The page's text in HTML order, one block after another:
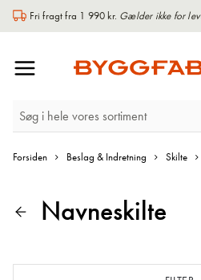
Fri fragt fra 1 990 kr. Gælder ikke for
Forsiden Beslag & Indretning Skilte
Navneskilte